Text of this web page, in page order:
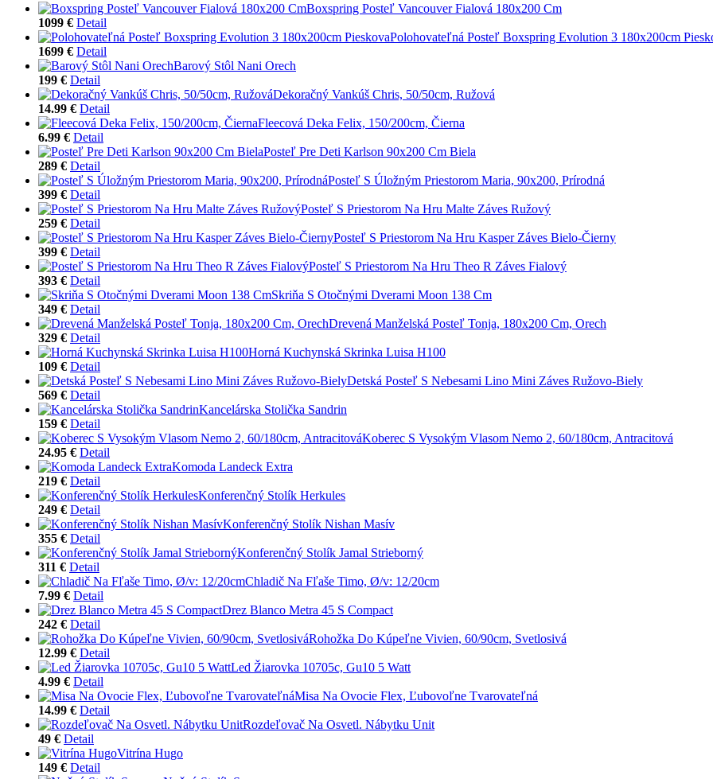
Boxspring Posteľ Vancouver Fialová 180x200 Cm
1099 € Detail
Polohovateľná Posteľ Boxspring Evolution 3 180x200cm
1699 € Detail
Barový Stôl Nani Orech
199 € Detail
Dekoračný Vankúš Chris, 50/50cm, Ružová
14.99 € Detail
Fleecová Deka Felix, 150/200cm, Čierna
6.99 € Detail
Posteľ Pre Deti Karlson 90x200 Cm Biela
289 € Detail
Posteľ S Úložným Priestorom Maria, 90x200, Prírodná
399 € Detail
Posteľ S Priestorom Na Hru Malte Záves Ružový
259 € Detail
Posteľ S Priestorom Na Hru Kasper Záves Bielo-Čierny
399 € Detail
Posteľ S Priestorom Na Hru Theo R Záves Fialový
393 € Detail
Skriňa S Otočnými Dverami Moon 138 Cm
349 € Detail
Drevená Manželská Posteľ Tonja, 180x200 Cm, Orech
329 € Detail
Horná Kuchynská Skrinka Luisa H100
109 € Detail
Detská Posteľ S Nebesami Lino Mini Záves Ružovo-Biely
569 € Detail
Kancelárska Stolička Sandrin
159 € Detail
Koberec S Vysokým Vlasom Nemo 2, 60/180cm, Antracitová
24.95 € Detail
Komoda Landeck Extra
219 € Detail
Konferenčný Stolík Herkules
249 € Detail
Konferenčný Stolík Nishan Masív
355 € Detail
Konferenčný Stolík Jamal Strieborný
311 € Detail
Chladič Na Fľaše Timo, Ø/v: 12/20cm
7.99 € Detail
Drez Blanco Metra 45 S Compact
242 € Detail
Rohožka Do Kúpeľne Vivien, 60/90cm, Svetlosivá
12.99 € Detail
Led Žiarovka 10705c, Gu10 5 Watt
4.99 € Detail
Misa Na Ovocie Flex, Ľubovoľne Tvarovateľná
14.99 € Detail
Rozdeľovač Na Osvetl. Nábytku Unit
49 € Detail
Vitrína Hugo
149 € Detail